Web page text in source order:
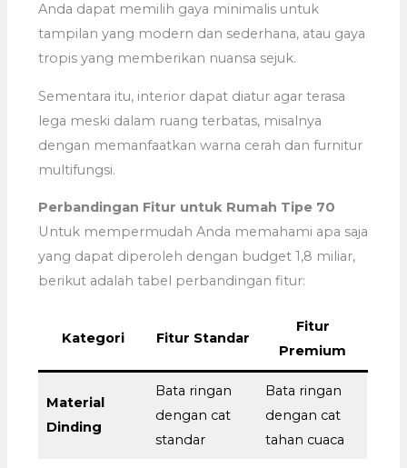
Anda dapat memilih gaya minimalis untuk
tampilan yang modern dan sederhana, atau gaya
tropis yang memberikan nuansa sejuk.
Sementara itu, interior dapat diatur agar terasa
lega meski dalam ruang terbatas, misalnya
dengan memanfaatkan warna cerah dan furnitur
multifungsi.
Perbandingan Fitur untuk Rumah Tipe 70
Untuk mempermudah Anda memahami apa saja
yang dapat diperoleh dengan budget 1,8 miliar,
berikut adalah tabel perbandingan fitur:
Kategori Fitur Standar
Fitur
Premium
Material
Dinding
Bata ringan
dengan cat
standar
Bata ringan
dengan cat
tahan cuaca